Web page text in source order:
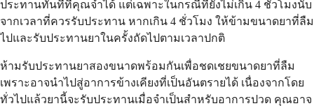
ประทานทันทีที่คุณจำได้ แต่เฉพาะในกรณีที่ยังไม่เกิน 4 ชั่วโมงนับ
จากเวลาที่ควรรับประทาน หากเกิน 4 ชั่วโมง ให้ข้ามขนาดยาที่ลืม
ไปและรับประทานยาในครั้งถัดไปตามเวลาปกติ
ห้ามรับประทานยาสองขนาดพร้อมกันเพื่อชดเชยขนาดยาที่ลืม
เพราะอาจนำไปสู่อาการข้างเคียงที่เป็นอันตรายได้ เนื่องจากโดย
ทั่วไปแล้วยานี้จะรับประทานเมื่อจำเป็นสำหรับอาการปวด คุณอาจ